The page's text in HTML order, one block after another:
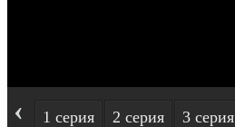
‹ 1 серия 2 серия 3 серия